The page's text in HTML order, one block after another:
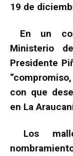
19 de
En un
Ministerio
Presidente
con que
en La
Los